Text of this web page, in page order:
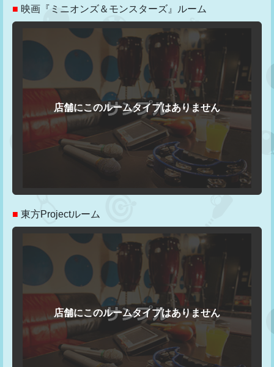
■ 映画『ミニオンズ＆モンスターズ』ルーム
■ 東方Projectルーム